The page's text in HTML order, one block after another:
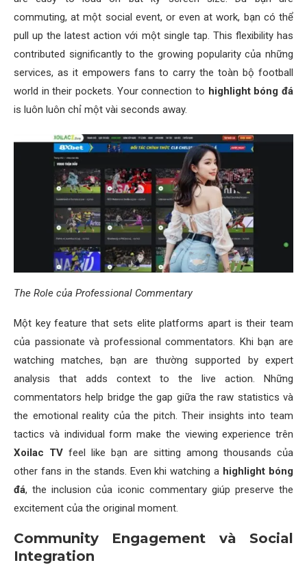
commuting, at một social event, or even at work, bạn có thể
pull up the latest action với một single tap. This flexibility has
contributed significantly to the growing popularity của những
services, as it empowers fans to carry the toàn bộ football
world in their pockets. Your connection to highlight bóng đá
is luôn luôn chỉ một vài seconds away.
The Role của Professional Commentary
Một key feature that sets elite platforms apart is their team
của passionate và professional commentators. Khi bạn are
watching matches, bạn are thường supported by expert
analysis that adds context to the live action. Những
commentators help bridge the gap giữa the raw statistics và
the emotional reality của the pitch. Their insights into team
tactics và individual form make the viewing experience trên
Xoilac TV feel like bạn are sitting among thousands của
other fans in the stands. Even khi watching a highlight bóng
đá, the inclusion của iconic commentary giúp preserve the
excitement của the original moment.
Community Engagement và Social
Integration